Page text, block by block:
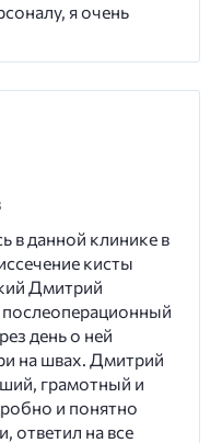
я очень
в данной клинике в
кисты
Дмитрий
день о ней
на швах. Дмитрий
грамотный и
и понятно
ответил на все